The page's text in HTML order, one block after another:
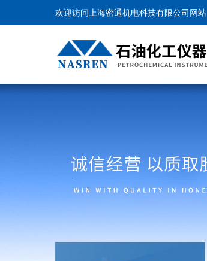
欢迎访问上海密通机电科技有限公司网站